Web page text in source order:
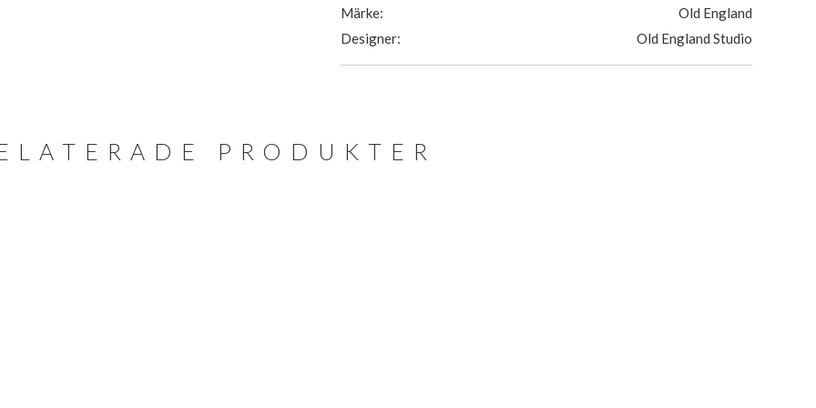
Märke:
Old England
Designer:
Old England Studio
PRODUKTER